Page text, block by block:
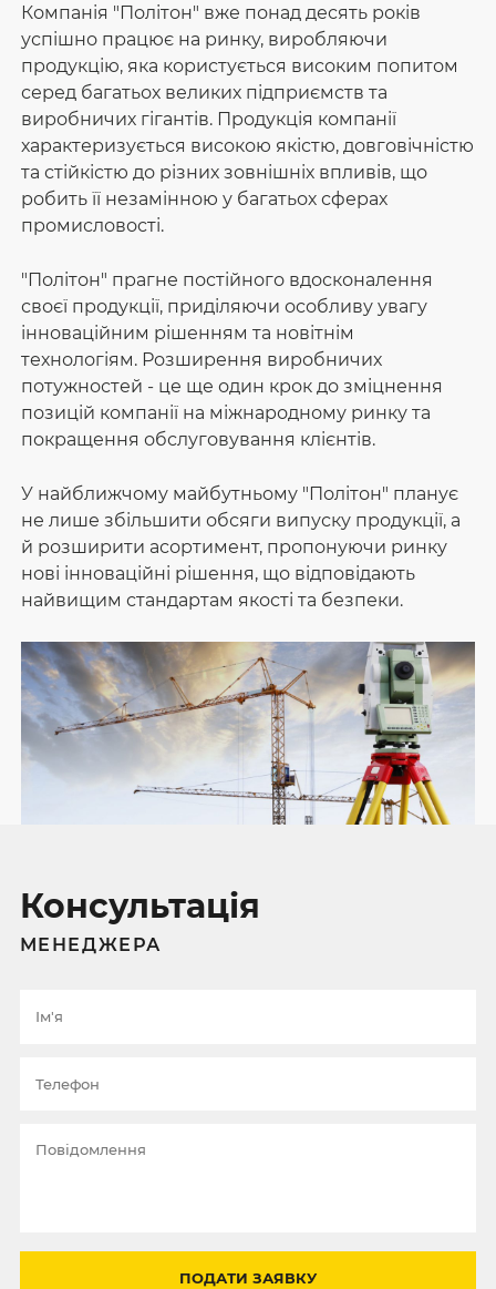
Компанія "Політон" вже понад десять років
успішно працює на ринку, виробляючи
продукцію, яка користується високим попитом
серед багатьох великих підприємств та
виробничих гігантів. Продукція компанії
характеризується високою якістю, довговічністю
та стійкістю до різних зовнішніх впливів, що
робить її незамінною у багатьох сферах
промисловості.
"Політон" прагне постійного вдосконалення
своєї продукції, приділяючи особливу увагу
інноваційним рішенням та новітнім
технологіям. Розширення виробничих
потужностей - це ще один крок до зміцнення
позицій компанії на міжнародному ринку та
покращення обслуговування клієнтів.
У найближчому майбутньому "Політон" планує
не лише збільшити обсяги випуску продукції, а
й розширити асортимент, пропонуючи ринку
нові інноваційні рішення, що відповідають
найвищим стандартам якості та безпеки.
Консультація
МЕНЕДЖЕРА
ПОДАТИ ЗАЯВКУ